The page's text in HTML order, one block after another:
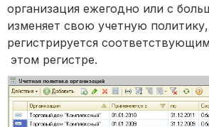
организация ежегодно или с
изменяет свою учетную
регистрируется
этом регистре.